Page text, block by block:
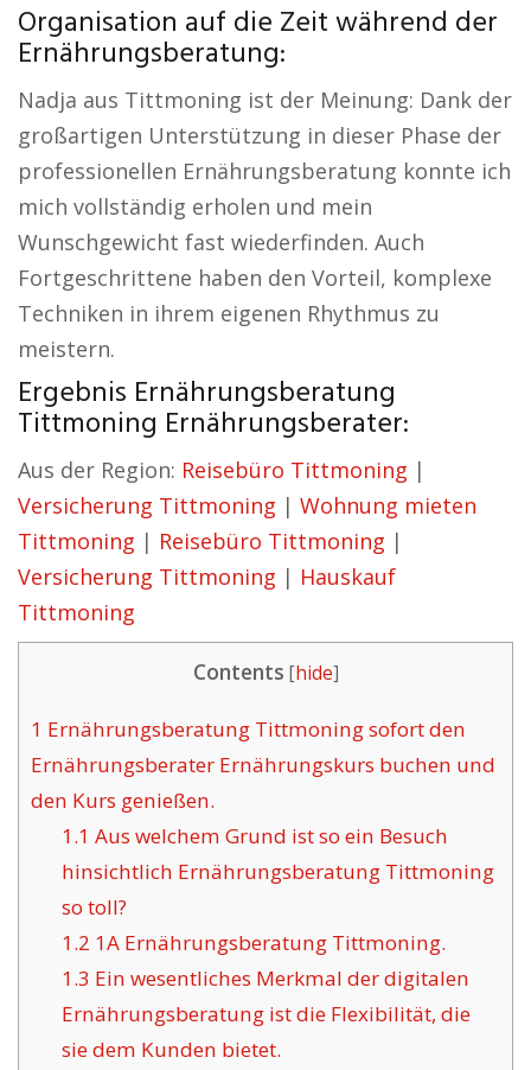
Organisation auf die Zeit während der
Ernährungsberatung:
Nadja aus Tittmoning ist der Meinung: Dank der
großartigen Unterstützung in dieser Phase der
professionellen Ernährungsberatung konnte ich
mich vollständig erholen und mein
Wunschgewicht fast wiederfinden. Auch
Fortgeschrittene haben den Vorteil, komplexe
Techniken in ihrem eigenen Rhythmus zu
meistern.
Ergebnis Ernährungsberatung
Tittmoning Ernährungsberater:
Aus der Region: Reisebüro Tittmoning |
Versicherung Tittmoning | Wohnung mieten
Tittmoning | Reisebüro Tittmoning |
Versicherung Tittmoning | Hauskauf
Tittmoning
Contents [hide]
1 Ernährungsberatung Tittmoning sofort den
Ernährungsberater Ernährungskurs buchen und
den Kurs genießen.
1.1 Aus welchem Grund ist so ein Besuch
hinsichtlich Ernährungsberatung Tittmoning
so toll?
1.2 1A Ernährungsberatung Tittmoning.
1.3 Ein wesentliches Merkmal der digitalen
Ernährungsberatung ist die Flexibilität, die
sie dem Kunden bietet.